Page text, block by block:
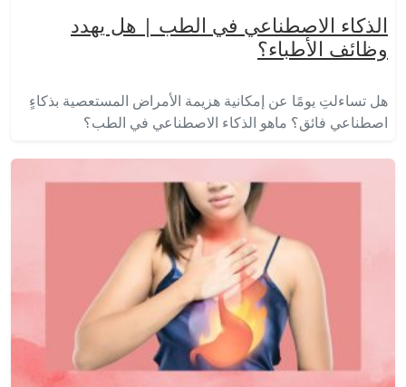
الذكاء الاصطناعي في الطب | هل يهدد
وظائف الأطباء؟
هل تساءلتِ يومًا عن إمكانية هزيمة الأمراض المستعصية بذكاءٍ
اصطناعي فائق؟ ماهو الذكاء الاصطناعي في الطب؟